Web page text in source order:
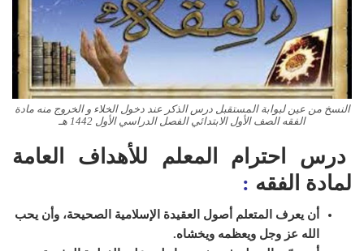
النسخ من عين لبوابة المستقبل درس الذكر عند دخول الخلاء و الخروج منه مادة
الفقه الصف الأول الابتدائي الفصل الدراسي الأول 1442 هـ
درس احترام المعلم للأهداف العامة
لمادة الفقه :
أن يعرف المتعلم أصول العقيدة الإسلامية الصحيحة، وأن يحب
الله عز وجل ويعظمه ويخشاه.